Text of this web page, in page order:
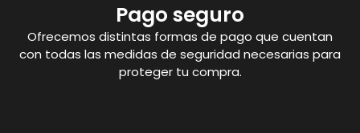
Pago seguro
Ofrecemos distintas formas de pago que cuentan
con todas las medidas de seguridad necesarias para
proteger tu compra.